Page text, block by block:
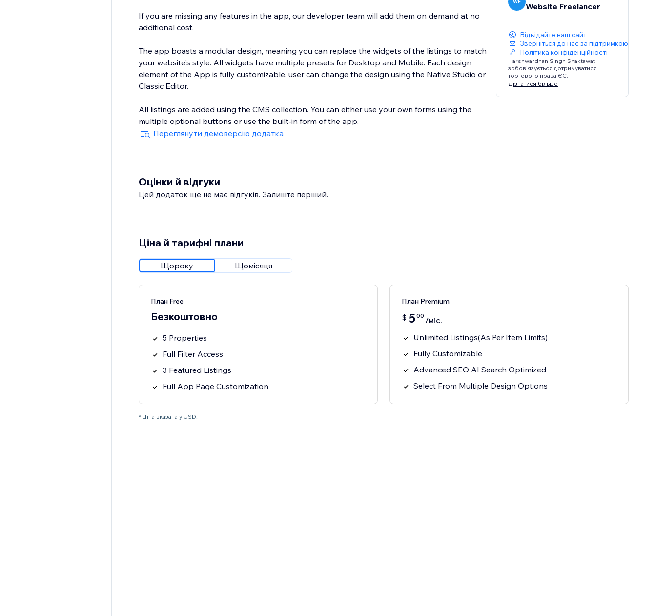
If you are missing any features in the app, our developer team will add them on demand at no
additional cost.
The app boasts a modular design, meaning you can replace the widgets of the listings to match
your website's style. All widgets have multiple presets for Desktop and Mobile. Each design
element of the App is fully customizable, user can change the design using the Native Studio or
Classic Editor.
All listings are added using the CMS collection. You can either use your own forms using the
multiple optional buttons or use the built-in form of the app.
Переглянути демоверсію додатка
WF Website Freelancer
Відвідайте наш сайт
Зверніться до нас за підтримкою
Політика конфіденційності
Harshwardhan Singh Shaktawat
зобов’язується дотримуватися
торгового права ЄС.
Дізнатися більше
Оцінки й відгуки
Цей додаток ще не має відгуків. Залиште перший.
Ціна й тарифні плани
Щороку Щомісяця
План Free
Безкоштовно
5 Properties
Full Filter Access
3 Featured Listings
Full App Page Customization
План Premium
$ 500 /міс.
Unlimited Listings(As Per Item Limits)
Fully Customizable
Advanced SEO AI Search Optimized
Select From Multiple Design Options
* Ціна вказана у USD.